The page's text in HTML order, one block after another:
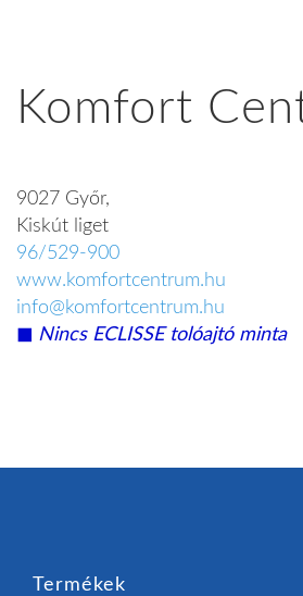
Komfort
9027 Győr,
Kiskút liget
96/529-900
www.komfortcentrum.hu
info@komfortcentrum.hu
◼︎ Nincs ECLISSE tolóajtó minta
Termékek